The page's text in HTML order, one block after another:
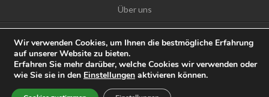
Über uns
Impressum
© Amazcy 2020
Wir verwenden Cookies, um Ihnen die bestmögliche Erfahrung
auf unserer Website zu bieten.
Erfahren Sie mehr darüber, welche Cookies wir verwenden oder
wie Sie sie in den Einstellungen aktivieren können.